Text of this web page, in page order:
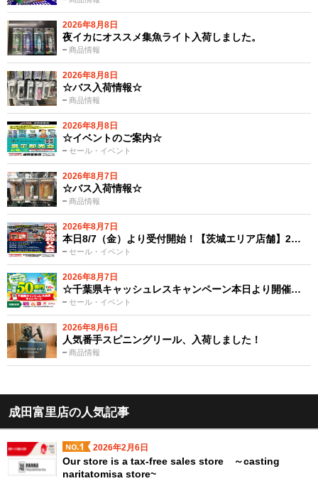
2026年8月8日
商品情報
夜イカにオススメ集魚ライト入荷しました。
2026年8月8日
商品情報
☆バス入荷情報☆
2026年8月8日
セール・イベント
☆イベントのご案内☆
2026年8月7日
商品情報
☆バス入荷情報☆
2026年8月7日
セール・イベント
本日8/7（金）より受付開始！【茨城エリア店舗】2…
2026年8月7日
セール・イベント
☆千葉県キャッシュレスキャンペーン本日より開催…
2026年8月6日
商品情報
人気番手スピニングリール、入荷しました！
成田富里店の人気記事
2026年2月6日
Our store is a tax-free sales store ～casting
naritatomisa store~